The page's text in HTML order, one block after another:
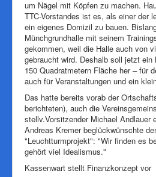
um Nägel mit Köpfen zu machen.
TTC-Vorstandes ist es, als einer der
ein eigenes Domizil zu bauen.
Münchgrundhalle mit seinem
gekommen, weil die Halle auch von
gebraucht wird. Deshalb soll jetzt
150 Quadratmetern Fläche her­ – für
auch für Veranstaltungen und ein
Das hatte bereits vorab der
berichteten), auch die
stellv.Vorsitzender Michael Andlauer
Andreas Kremer beglückwünschte
"Leuchtturmprojekt": "Wir finden es
gehört viel Idealismus."
Kassenwart stellt Finanzkonzept vor